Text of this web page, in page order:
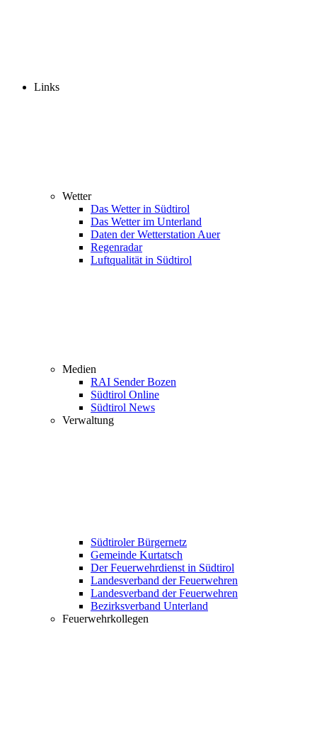
Links
Wetter
Das Wetter in Südtirol
Das Wetter im Unterland
Daten der Wetterstation Auer
Regenradar
Luftqualität in Südtirol
Medien
RAI Sender Bozen
Südtirol Online
Südtirol News
Verwaltung
Südtiroler Bürgernetz
Gemeinde Kurtatsch
Der Feuerwehrdienst in Südtirol
Landesverband der Feuerwehren
Landesverband der Feuerwehren
Bezirksverband Unterland
Feuerwehrkollegen